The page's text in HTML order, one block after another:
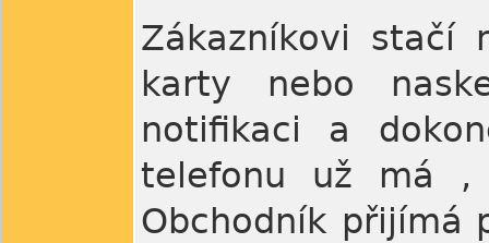
Zákazníkovi stačí
karty nebo
notifikaci a
telefonu už má ,
Obchodník přijímá